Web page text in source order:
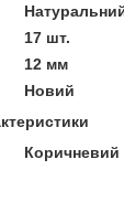
17 шт.
12 мм
Новий
Коричневий